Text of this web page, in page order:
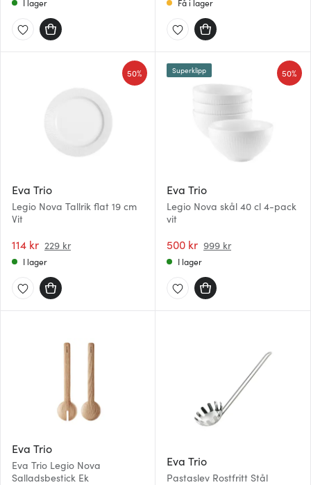
I lager Få i lager
Eva Trio
Legio Nova Tallrik flat 19 cm
Vit
114 kr 229 kr
50%
I lager
Eva Trio
Legio Nova skål 40 cl 4-pack
vit
500 kr 999 kr
50%
Superklipp
I lager
Eva Trio
Eva Trio Legio Nova
Salladsbestick Ek
Eva Trio
Pastaslev Rostfritt Stål